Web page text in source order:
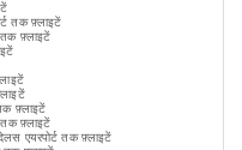
तक फ़्लाइटें
तक फ़्लाइटें
फ़्लाइटें
तक फ़्लाइटें
एयरपोर्ट तक फ़्लाइटें